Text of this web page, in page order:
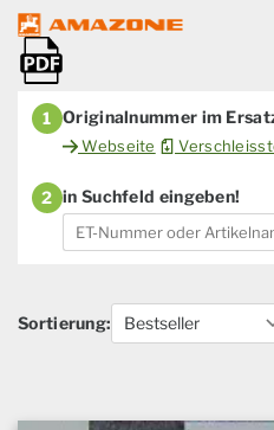
1 Originalnummer im
Webseite
2 in Suchfeld eingeben!
Sortierung: